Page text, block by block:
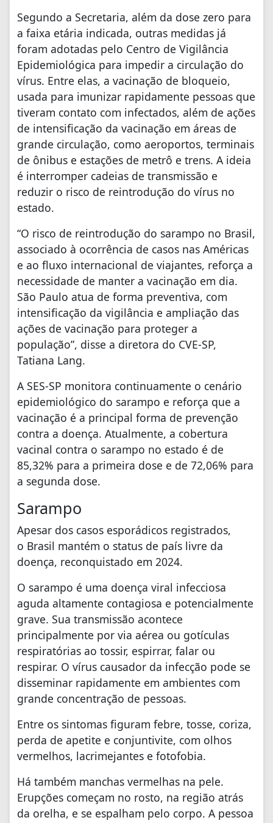
Segundo a Secretaria, além da dose zero para
a faixa etária indicada, outras medidas já
foram adotadas pelo Centro de Vigilância
Epidemiológica para impedir a circulação do
vírus. Entre elas, a vacinação de bloqueio,
usada para imunizar rapidamente pessoas que
tiveram contato com infectados, além de ações
de intensificação da vacinação em áreas de
grande circulação, como aeroportos, terminais
de ônibus e estações de metrô e trens. A ideia
é interromper cadeias de transmissão e
reduzir o risco de reintrodução do vírus no
estado.
“O risco de reintrodução do sarampo no Brasil,
associado à ocorrência de casos nas Américas
e ao fluxo internacional de viajantes, reforça a
necessidade de manter a vacinação em dia.
São Paulo atua de forma preventiva, com
intensificação da vigilância e ampliação das
ações de vacinação para proteger a
população”, disse a diretora do CVE-SP,
Tatiana Lang.
A SES-SP monitora continuamente o cenário
epidemiológico do sarampo e reforça que a
vacinação é a principal forma de prevenção
contra a doença. Atualmente, a cobertura
vacinal contra o sarampo no estado é de
85,32% para a primeira dose e de 72,06% para
a segunda dose.
Sarampo
Apesar dos casos esporádicos registrados,
o Brasil mantém o status de país livre da
doença, reconquistado em 2024.
O sarampo é uma doença viral infecciosa
aguda altamente contagiosa e potencialmente
grave. Sua transmissão acontece
principalmente por via aérea ou gotículas
respiratórias ao tossir, espirrar, falar ou
respirar. O vírus causador da infecção pode se
disseminar rapidamente em ambientes com
grande concentração de pessoas.
Entre os sintomas figuram febre, tosse, coriza,
perda de apetite e conjuntivite, com olhos
vermelhos, lacrimejantes e fotofobia.
Há também manchas vermelhas na pele.
Erupções começam no rosto, na região atrás
da orelha, e se espalham pelo corpo. A pessoa